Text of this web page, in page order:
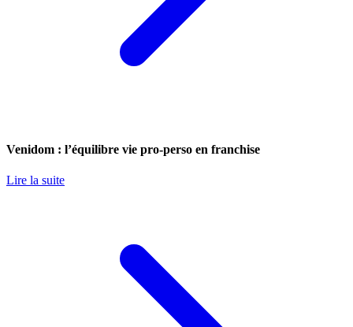
Venidom : l’équilibre vie pro-perso en franchise
Lire la suite